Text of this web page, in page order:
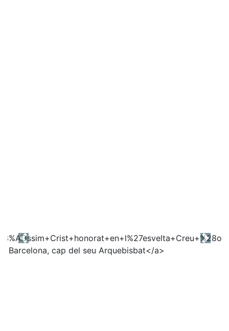
Previous Next